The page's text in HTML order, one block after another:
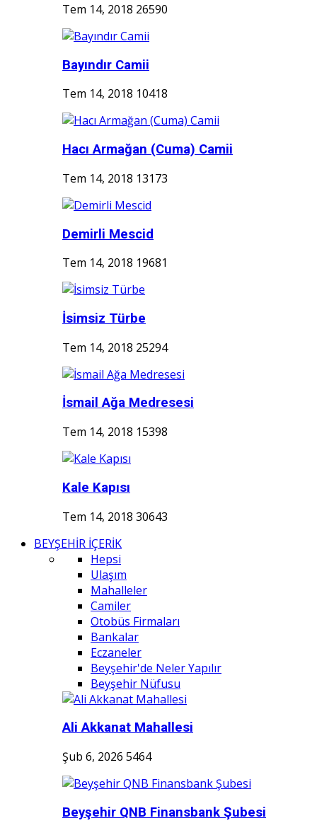
Tem 14, 2018 26590
Bayındır Camii
Tem 14, 2018 10418
Hacı Armağan (Cuma) Camii
Tem 14, 2018 13173
Demirli Mescid
Tem 14, 2018 19681
İsimsiz Türbe
Tem 14, 2018 25294
İsmail Ağa Medresesi
Tem 14, 2018 15398
Kale Kapısı
Tem 14, 2018 30643
BEYŞEHİR İÇERİK
Hepsi
Ulaşım
Mahalleler
Camiler
Otobüs Firmaları
Bankalar
Eczaneler
Beyşehir'de Neler Yapılır
Beyşehir Nüfusu
Ali Akkanat Mahallesi
Şub 6, 2026 5464
Beyşehir QNB Finansbank Şubesi